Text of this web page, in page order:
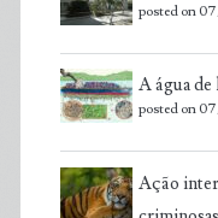
posted on
A água de
posted on
Ação